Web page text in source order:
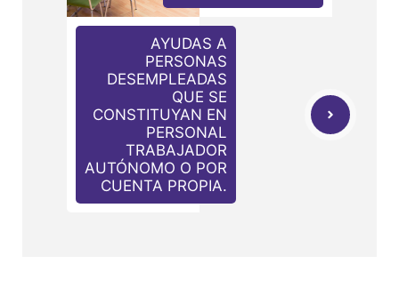
AYUDAS A
PERSONAS
DESEMPLEADAS
QUE SE
CONSTITUYAN EN
PERSONAL
TRABAJADOR
AUTÓNOMO O POR
CUENTA PROPIA.